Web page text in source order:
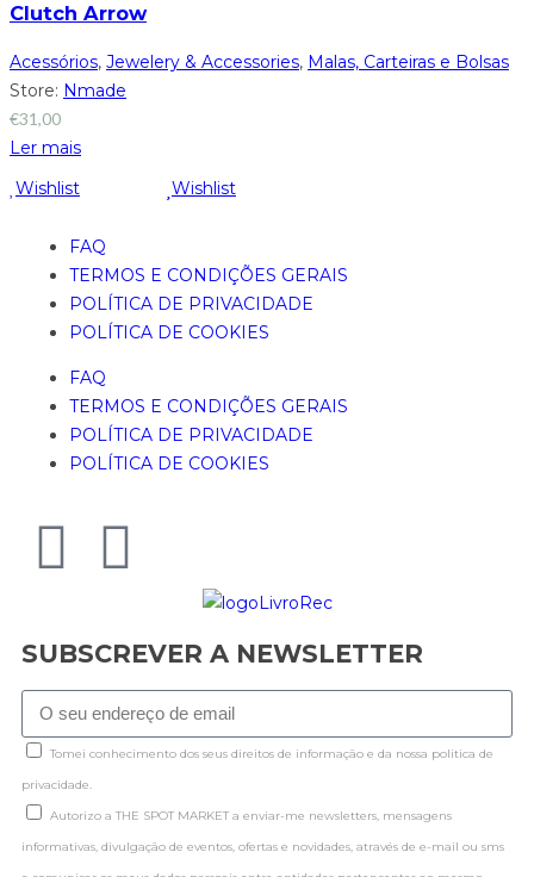
Clutch Arrow
Acessórios, Jewelery & Accessories, Malas, Carteiras e Bolsas
Store: Nmade
€31,00
Ler mais
Wishlist
Wishlist
FAQ
TERMOS E CONDIÇÕES GERAIS
POLÍTICA DE PRIVACIDADE
POLÍTICA DE COOKIES
FAQ
TERMOS E CONDIÇÕES GERAIS
POLÍTICA DE PRIVACIDADE
POLÍTICA DE COOKIES
SUBSCREVER A NEWSLETTER
Tomei conhecimento dos seus direitos de informação e da nossa politica de
privacidade.
Autorizo a THE SPOT MARKET a enviar-me newsletters, mensagens
informativas, divulgação de eventos, ofertas e novidades, através de e-mail ou sms